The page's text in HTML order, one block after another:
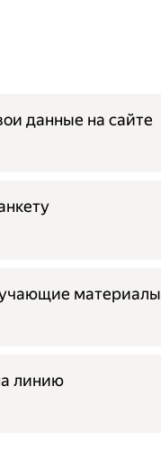
данные на сайте
материалы
линию